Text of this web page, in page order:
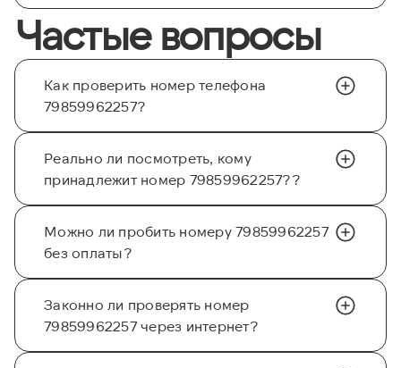
Частые вопросы
Как проверить номер телефона
79859962257?
Реально ли посмотреть, кому
принадлежит номер 79859962257??
Можно ли пробить номеру 79859962257
без оплаты?
Законно ли проверять номер
79859962257 через интернет?